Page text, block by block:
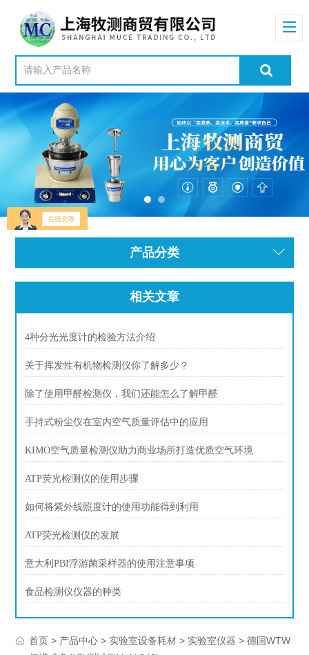
产品分类
相关文章
4种分光光度计的检验方法介绍
关于挥发性有机物检测仪你了解多少？
除了使用甲醛检测仪，我们还能怎么了解甲醛
手持式粉尘仪在室内空气质量评估中的应用
KIMO空气质量检测仪助力商业场所打造优质空气环境
ATP荧光检测仪的使用步骤
如何将紫外线照度计的使用功能得到利用
ATP荧光检测仪的发展
意大利PBI浮游菌采样器的使用注意事项
食品检测仪仪器的种类
首页 > 产品中心 > 实验室设备耗材 > 实验室仪器 > 德国WTW